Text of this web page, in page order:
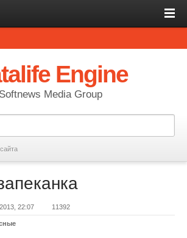
Engine
Softnews Media Group
22:07 11392